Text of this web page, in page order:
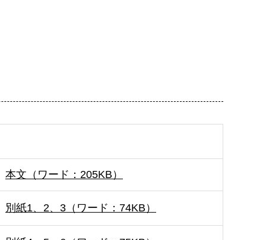
本文（ワード：205KB）
別紙1、2、3（ワード：74KB）